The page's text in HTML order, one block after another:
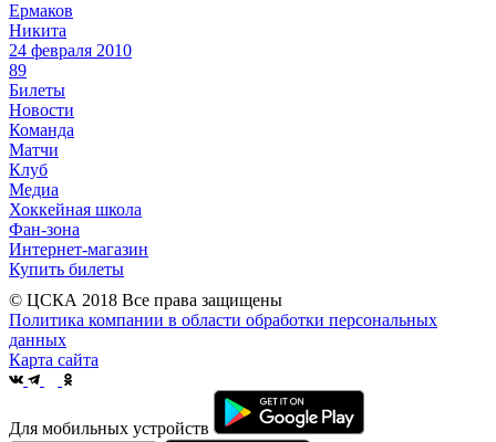
Ермаков
Никита
24 февраля 2010
89
Билеты
Новости
Команда
Матчи
Клуб
Медиа
Хоккейная школа
Фан-зона
Интернет-магазин
Купить билеты
© ЦСКА 2018 Все права защищены
Политика компании в области обработки персональных
данных
Карта сайта
Для мобильных устройств